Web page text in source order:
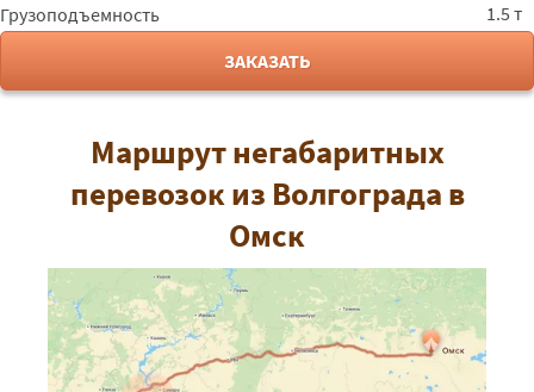
Грузоподъемность
1.5 т
ЗАКАЗАТЬ
Маршрут негабаритных
перевозок из Волгограда в
Омск